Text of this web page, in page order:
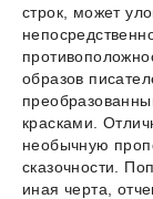
строк, может
образов
красками.
необычную
сказочности.
иная черта,